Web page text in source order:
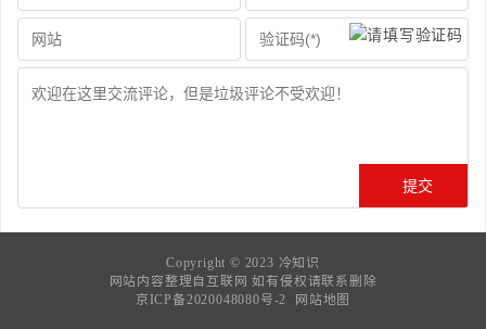
Copyright © 2023 冷知识
网站内容整理自互联网 如有侵权请联系删除
京ICP备2020048080号-2
网站地图